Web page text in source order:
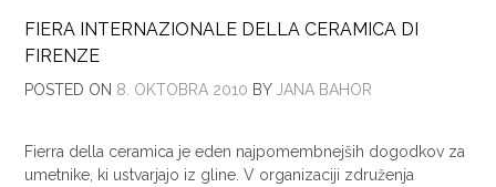
FIERA INTERNAZIONALE DELLA CERAMICA DI
FIRENZE
POSTED ON 8. OKTOBRA 2010 BY JANA BAHOR
Fierra della ceramica je eden najpomembnejših dogodkov za
umetnike, ki ustvarjajo iz gline. V organizaciji združenja